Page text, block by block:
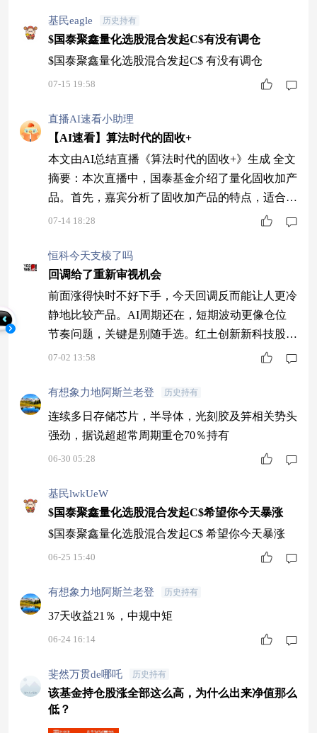
基民eagle 历史持有
$国泰聚鑫量化选股混合发起C$有没有调仓
$国泰聚鑫量化选股混合发起C$ 有没有调仓
07-15 19:58
直播AI速看小助理
【AI速看】算法时代的固收+
本文由AI总结直播《算法时代的固收+》生成 全文
摘要：本次直播中，国泰基金介绍了量化固收加产
品。首先，嘉宾分析了固收加产品的特点，适合中
长期配置，债券资产占比超80%以控制回撤。其
分散风险。此外，CPPI和TIPP策略动态调整仓
位，有效控制回撤。最后，嘉宾建议投资者选择基
金分散投资，注重资产配置平衡，低波资产与高弹
性资产结合，适合稳健型投资者。 1 国泰
07-14 18:28
恒科今天支棱了吗
回调给了重新审视机会
前面涨得快时不好下手，今天回调反而能让人更冷
静地比较产品。AI周期还在，短期波动更像仓位
节奏问题，关键是别随手选。红土创新新科技股票
A(006265)近一年最大回撤约19.57%，近一年收益3
07-02 13:58
有想象力地阿斯兰老登 历史持有
连续多日存储芯片，半导体，光刻胶及笄相关势头
强劲，据说超超常周期重仓70％持有
06-30 05:28
基民lwkUeW
$国泰聚鑫量化选股混合发起C$希望你今天暴涨
$国泰聚鑫量化选股混合发起C$ 希望你今天暴涨
06-25 15:40
有想象力地阿斯兰老登 历史持有
37天收益21％，中规中矩
06-24 16:14
斐然万贯de哪吒 历史持有
该基金持仓股涨全部这么高，为什么出来净值那么
低？